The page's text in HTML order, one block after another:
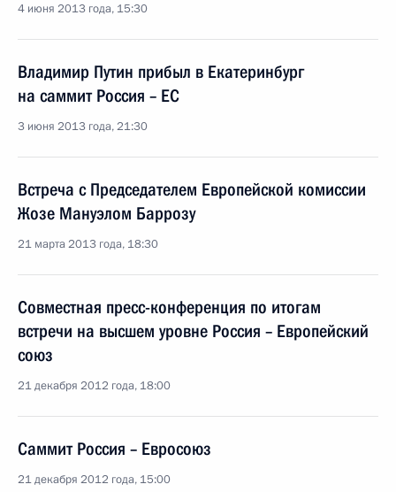
4 июня 2013 года, 15:30
Владимир Путин прибыл в Екатеринбург
на саммит Россия – ЕС
3 июня 2013 года, 21:30
Встреча с Председателем Европейской комиссии
Жозе Мануэлом Баррозу
21 марта 2013 года, 18:30
Совместная пресс-конференция по итогам
встречи на высшем уровне Россия – Европейский
союз
21 декабря 2012 года, 18:00
Саммит Россия – Евросоюз
21 декабря 2012 года, 15:00